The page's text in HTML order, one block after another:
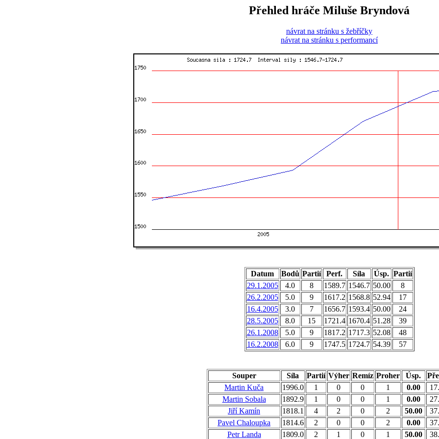
Přehled hráče Miluše Bryndová
návrat na stránku s žebříčky
návrat na stránku s performancí
Datum Bodů Partií Perf. Síla Úsp. Partií
29.1.2005
4.0 8 1589.7 1546.7 50.00
8
26.2.2005
5.0 9 1617.2 1568.8 52.94
17
16.4.2005
3.0 7 1656.7 1593.4 50.00
24
28.5.2005
8.0 15 1721.4 1670.4 51.28
39
26.1.2008
5.0 9 1817.2 1717.3 52.08
48
16.2.2008
6.0 9 1747.5 1724.7 54.39 57
Souper Síla Partií Výher Remíz Proher Úsp.
Martin Kuča
1996.0 1 0 0 1 0.00
Martin Sobala
1892.9 1 0 0 1 0.00
Jiří Kamín
1818.1 4 2 0 2 50.00
Pavel Chaloupka
1814.6 2 0 0 2 0.00
Petr Landa
1809.0 2 1 0 1 50.00